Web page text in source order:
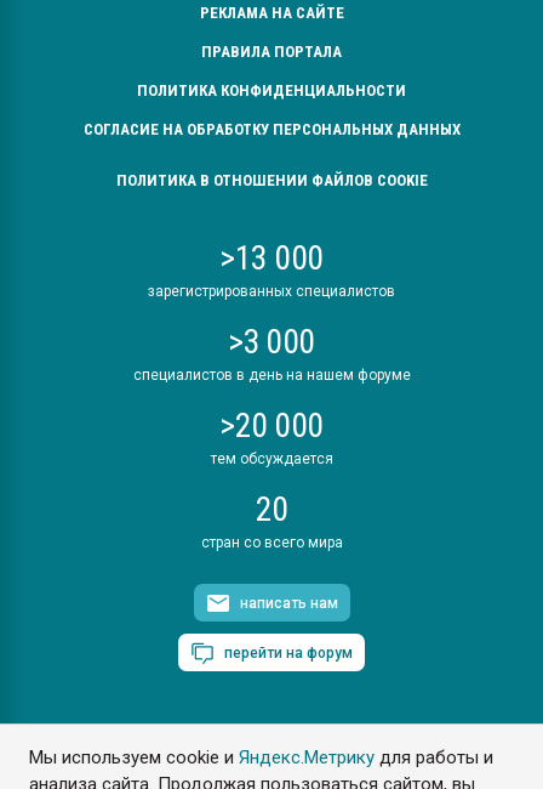
Мы используем cookie иЯндекс.Метрику для работы и
анализа сайта. Продолжая пользоваться сайтом, вы
РЕКЛАМА НА САЙТЕ
ПРАВИЛА ПОРТАЛА
ПОЛИТИКА КОНФИДЕНЦИАЛЬНОСТИ
СОГЛАСИЕ НА ОБРАБОТКУ ПЕРСОНАЛЬНЫХ ДАННЫХ
ПОЛИТИКА В ОТНОШЕНИИ ФАЙЛОВ COOKIE
>13 000
зарегистрированных специалистов
>3 000
специалистов в день на нашем форуме
>20 000
тем обсуждается
20
стран со всего мира
написать нам
перейти на форум
ПластЭксперт © 2006. Все права защищены
Разрешается копирование материалов сайта с обязательной